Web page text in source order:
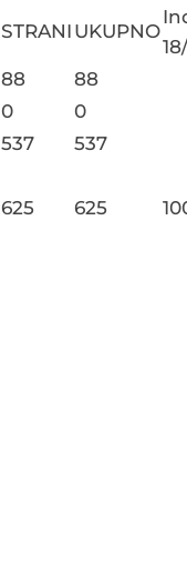
STRANI UKUPNO
88
88
0
0
537
537
625 625